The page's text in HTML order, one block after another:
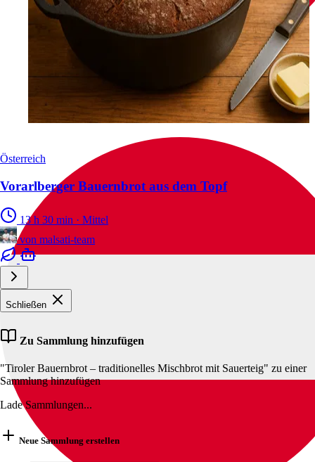
Österreich
Vorarlberger Bauernbrot aus dem Topf
13 h 30 min · Mittel
von malsati-team
Schließen
Zu Sammlung hinzufügen
"Tiroler Bauernbrot – traditionelles Mischbrot mit Sauerteig" zu einer
Sammlung hinzufügen
Lade Sammlungen...
Neue Sammlung erstellen